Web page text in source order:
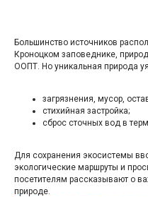
Большинство источников
Кроноцком заповеднике,
ООПТ. Но уникальная природа
загрязнения, мусор,
стихийная застройка;
сброс сточных вод в
Для сохранения экосистемы
экологические маршруты и
посетителям рассказывают о
природе.